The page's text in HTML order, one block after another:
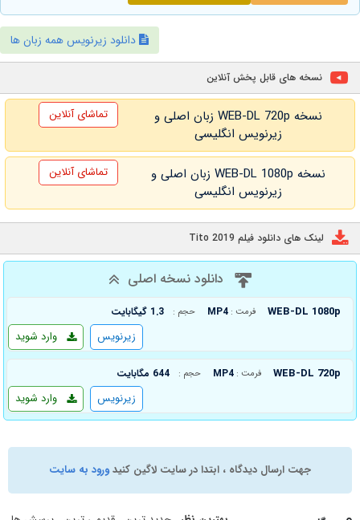
دانلود زیرنویس همه زبان ها
نسخه های قابل پخش آنلاین
نسخه WEB-DL 720p زبان اصلی و
زیرنویس انگلیسی
تماشای آنلاین
نسخه WEB-DL 1080p زبان اصلی و
زیرنویس انگلیسی
تماشای آنلاین
لینک های دانلود فیلم Tito 2019
دانلود نسخه اصلی
WEB-DL 1080p فرمت : MP4 حجم : 1.3 گیگابایت
وارد شوید زیرنویس
WEB-DL 720p فرمت : MP4 حجم : 644 مگابایت
وارد شوید زیرنویس
جهت ارسال دیدگاه ، ابتدا در سایت لاگین کنیدورود به سایت